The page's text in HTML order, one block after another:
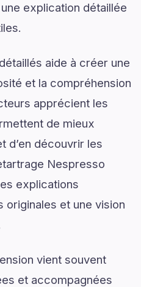
explication détaillée
aide à créer une
et la compréhension
apprécient les
de mieux
d’en découvrir les
Nespresso
explications
originales et une vision
vient souvent
et accompagnées